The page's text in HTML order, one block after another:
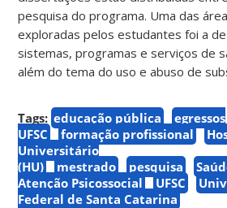
pesquisa do programa. Uma das
exploradas pelos estudantes foi a
sistemas, programas e serviços de
além do tema do uso e abuso de
Tags: educação pública
egressos
UFSC
formação profissional
Universitário
(HU)
mestrado pesquisa
Atenção Psicossocial
UFSC
Federal de Santa Catarina